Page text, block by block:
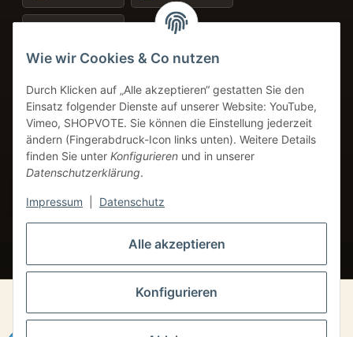
Alle akzeptieren
Konfigurieren
Wie wir Cookies & Co nutzen
Durch Klicken auf „Alle akzeptieren“ gestatten Sie den
Einsatz folgender Dienste auf unserer Website: YouTube,
Vimeo, SHOPVOTE. Sie können die Einstellung jederzeit
ändern (Fingerabdruck-Icon links unten). Weitere Details
finden Sie unter Konfigurieren und in unserer
Datenschutzerklärung.
Impressum Datenschutz
+49 8249 9691934
info@coffeebase-gmbh.de
24h Verfügbarkeit
© Coffebase GmbH